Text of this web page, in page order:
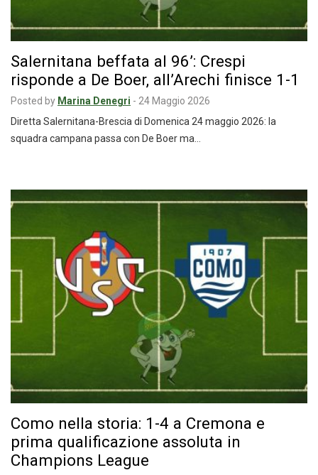
Salernitana beffata al 96’: Crespi
risponde a De Boer, all’Arechi finisce 1-1
Posted by Marina Denegri - 24 Maggio 2026
Diretta Salernitana-Brescia di Domenica 24 maggio 2026: la
squadra campana passa con De Boer ma…
Como nella storia: 1-4 a Cremona e
prima qualificazione assoluta in
Champions League